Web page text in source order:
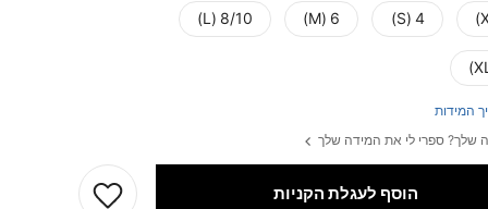
4 (S)
6 (M)
8/10 (L)
המידות
שלך? ספרי לי את המידה שלך
הוסף לעגלת הקניות